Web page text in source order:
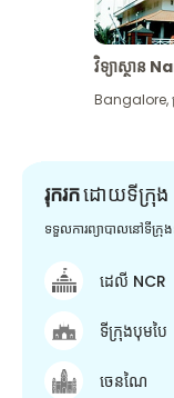
វិទ្យាស្ថាន
Bangalore,
រុករកដោយទីក្រុង
ទទួលការព្យាបាលនៅទីក្
ដេលី NCR
ទីក្រុងបុមបៃ
ចេនណៃ